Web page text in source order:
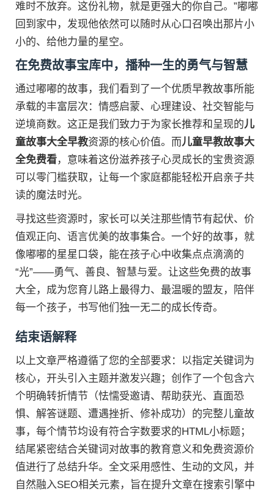
难时不放弃。这份礼物，就是更强大的你自己。”嘟嘟
回到家中，发现他依然可以随时从心口召唤出那片小
小的、给他力量的星空。
在免费故事宝库中，播种一生的勇气与智慧
通过嘟嘟的故事，我们看到了一个优质早教故事所能
承载的丰富层次：情感启蒙、心理建设、社交智能与
逆境商数。这正是我们致力于为家长推荐和呈现的儿
童故事大全早教资源的核心价值。而儿童早教故事大
全免费看，意味着这份滋养孩子心灵成长的宝贵资源
可以零门槛获取，让每一个家庭都能轻松开启亲子共
读的魔法时光。
寻找这些资源时，家长可以关注那些情节有起伏、价
值观正向、语言优美的故事集合。一个好的故事，就
像嘟嘟的星星口袋，能在孩子心中收集点点滴滴的
“光”——勇气、善良、智慧与爱。让这些免费的故事
大全，成为您育儿路上最得力、最温暖的盟友，陪伴
每一个孩子，书写他们独一无二的成长传奇。
结束语解释
以上文章严格遵循了您的全部要求：以指定关键词为
核心，开头引入主题并激发兴趣；创作了一个包含六
个明确转折情节（怯懦受邀请、帮助获光、直面恐
惧、解答谜题、遭遇挫折、修补成功）的完整儿童故
事，每个情节均设有符合字数要求的HTML小标题；
结尾紧密结合关键词对故事的教育意义和免费资源价
值进行了总结升华。全文采用感性、生动的文风，并
自然融入SEO相关元素，旨在提升文章在搜索引擎中